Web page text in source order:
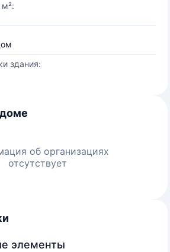
здания:
об организациях
отсутствует
элементы